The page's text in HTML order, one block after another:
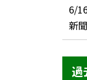
6/
新
過